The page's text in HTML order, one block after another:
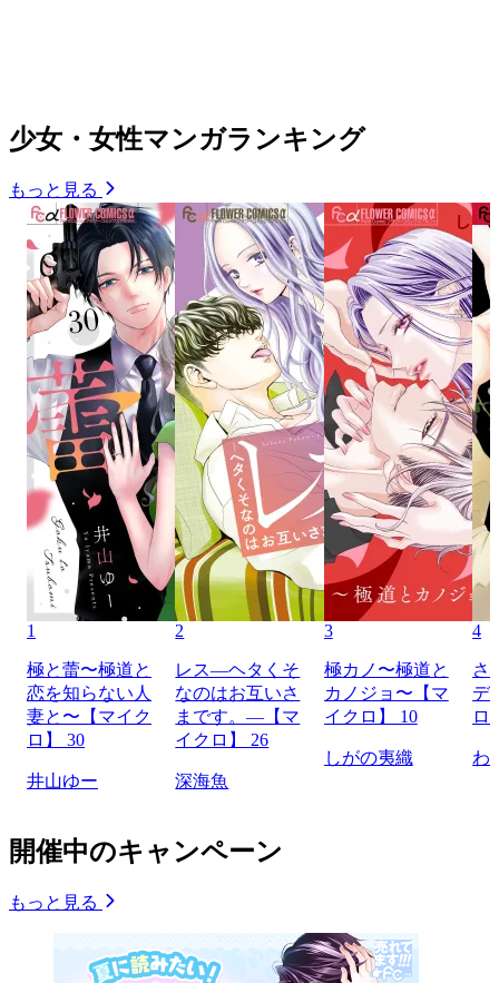
少女・女性マンガランキング
もっと見る
1
極と蕾〜極道と
恋を知らない人
妻と〜【マイク
ロ】 30
井山ゆー
2
レス―ヘタくそ
なのはお互いさ
まです。―【マ
イクロ】 26
深海魚
3
極カノ〜極道と
カノジョ〜【マ
イクロ】 10
しがの夷織
4
さ
デ
ロ
わ
開催中のキャンペーン
もっと見る